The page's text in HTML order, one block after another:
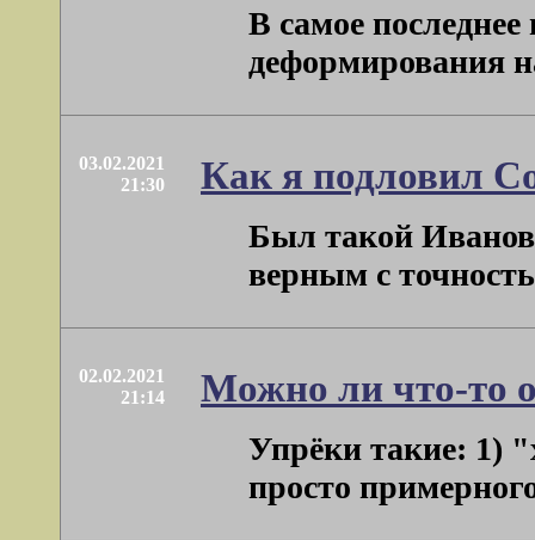
В самое
деформирования
03.02.2021
21:30
Как я подловил
Был такой Иванов-
верным с
02.02.2021
21:14
Можно ли что-то
Упрёки такие: 1)
просто